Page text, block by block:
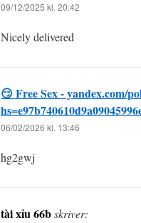
09/12/2025 kl. 20:42
Nicely delivered
😏 Free Sex - yandex.com/
06/02/2026 kl. 13:46
hg2gwj
tài xỉu 66bskriver: